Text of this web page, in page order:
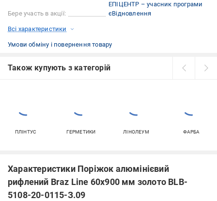
Бере участь в акції:
ЕПІЦЕНТР – учасник програми
єВідновлення
Всі характеристики
Умови обміну і повернення товару
Також купують з категорій
ПЛІНТУС ГЕРМЕТИКИ ЛІНОЛЕУМ ФАРБА
Характеристики Поріжок алюмінієвий
рифлений Braz Line 60x900 мм золото BLB-
5108-20-0115-З.09